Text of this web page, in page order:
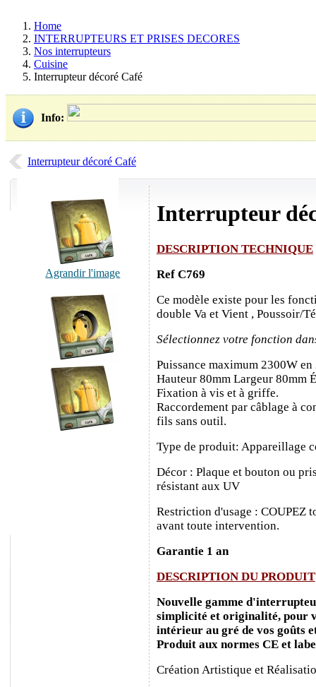
Home
INTERRUPTEURS ET PRISES DECORES
Nos interrupteurs
Cuisine
Interrupteur décoré Café
Info:
Interrupteur décoré Café
Agrandir l'image
Interrupteur
DESCRIPTION TECHNIQUE
Ref C769
Ce modèle existe pour les
double Va et Vient , Poussoir/
Sélectionnez votre fonction
Puissance maximum 2300W
Hauteur 80mm Largeur 80mm
Fixation à vis et à griffe.
Raccordement par câblage à
fils sans outil.
Type de produit: Appareillage
Décor : Plaque et bouton ou
résistant aux UV
Restriction d'usage : COUPEZ
avant toute intervention.
Garantie 1 an
DESCRIPTION DU PRODUIT
Nouvelle gamme
simplicité et originalité, pour
intérieur au gré de vos goûts
Produit aux normes CE et
Création Artistique et